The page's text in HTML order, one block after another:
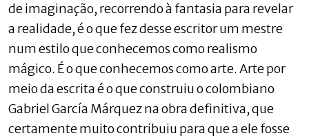
de imaginação, recorrendo à fantasia para revelar
a realidade, é o que fez desse escritor um mestre
num estilo que conhecemos como realismo
mágico. É o que conhecemos como arte. Arte por
meio da escrita é o que construiu o colombiano
Gabriel García Márquez na obra definitiva, que
certamente muito contribuiu para que a ele fosse